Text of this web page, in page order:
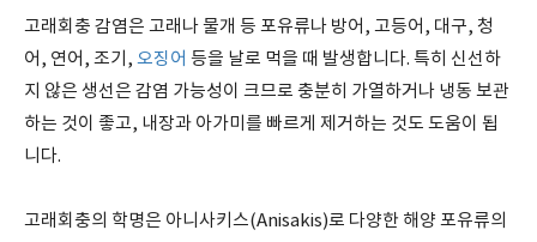
고래회충 감염은 고래나 물개 등 포유류나 방어, 고등어, 대구, 청
어, 연어, 조기, 오징어 등을 날로 먹을 때 발생합니다. 특히 신선하
지 않은 생선은 감염 가능성이 크므로 충분히 가열하거나 냉동 보관
하는 것이 좋고, 내장과 아가미를 빠르게 제거하는 것도 도움이 됩
니다.
고래회충의 학명은 아니사키스(Anisakis)로 다양한 해양 포유류의